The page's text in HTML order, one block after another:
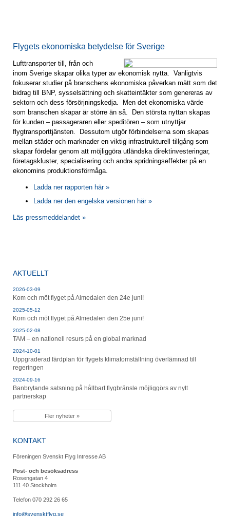
Flygets ekonomiska betydelse för Sverige
Lufttransporter till, från och
inom Sverige skapar olika typer av ekonomisk nytta. Vanligtvis
fokuserar studier på branschens ekonomiska påverkan mätt som det
bidrag till BNP, sysselsättning och skatteintäkter som genereras av
sektorn och dess försörjningskedja. Men det ekonomiska värde
som branschen skapar är större än så. Den största nyttan skapas
för kunden – passageraren eller speditören – som utnyttjar
flygtransporttjänsten. Dessutom utgör förbindelserna som skapas
mellan städer och marknader en viktig infrastrukturell tillgång som
skapar fördelar genom att möjliggöra utländska direktinvesteringar,
företagskluster, specialisering och andra spridningseffekter på en
ekonomins produktionsförmåga.
Ladda ner rapporten här »
Ladda ner den engelska versionen här »
Läs pressmeddelandet »
AKTUELLT
2026-03-09
Kom och möt flyget på Almedalen den 24e juni!
2025-05-12
Kom och möt flyget på Almedalen den 25e juni!
2025-02-08
TAM – en nationell resurs på en global marknad
2024-10-01
Uppgraderad färdplan för flygets klimatomställning överlämnad till
regeringen
2024-09-16
Banbrytande satsning på hållbart flygbränsle möjliggörs av nytt
partnerskap
Fler nyheter »
KONTAKT
Föreningen Svenskt Flyg Intresse AB
Post- och besöksadress
Rosengatan 4
111 40 Stockholm
Telefon 070 292 26 65
info@svensktflyg.se